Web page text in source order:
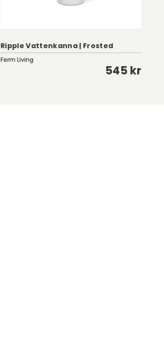
Ripple Vattenkanna | Frosted
Ferm Living
545 kr